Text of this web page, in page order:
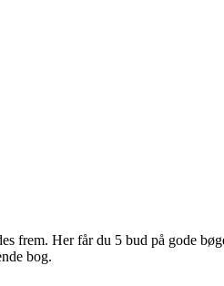
frem. Her får du 5 bud på gode
bog.